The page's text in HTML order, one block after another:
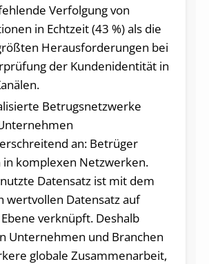
Verfolgung von
in Echtzeit (43 %) als die
Herausforderungen bei
der Kundenidentität in
Betrugsnetzwerke
an: Betrüger
komplexen Netzwerken.
Datensatz ist mit dem
wertvollen Datensatz auf
verknüpft. Deshalb
Unternehmen und Branchen
globale Zusammenarbeit,